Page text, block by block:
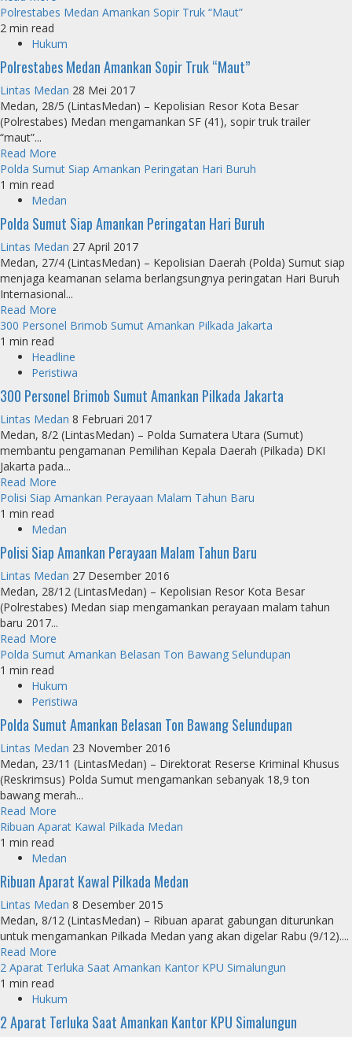
Polrestabes Medan Amankan Sopir Truk “Maut”
2 min read
Hukum
Polrestabes Medan Amankan Sopir Truk “Maut”
Lintas Medan 28 Mei 2017
Medan, 28/5 (LintasMedan) – Kepolisian Resor Kota Besar
(Polrestabes) Medan mengamankan SF (41), sopir truk trailer
“maut”...
Read More
Polda Sumut Siap Amankan Peringatan Hari Buruh
1 min read
Medan
Polda Sumut Siap Amankan Peringatan Hari Buruh
Lintas Medan 27 April 2017
Medan, 27/4 (LintasMedan) – Kepolisian Daerah (Polda) Sumut siap
menjaga keamanan selama berlangsungnya peringatan Hari Buruh
Internasional...
Read More
300 Personel Brimob Sumut Amankan Pilkada Jakarta
1 min read
Headline
Peristiwa
300 Personel Brimob Sumut Amankan Pilkada Jakarta
Lintas Medan 8 Februari 2017
Medan, 8/2 (LintasMedan) – Polda Sumatera Utara (Sumut)
membantu pengamanan Pemilihan Kepala Daerah (Pilkada) DKI
Jakarta pada...
Read More
Polisi Siap Amankan Perayaan Malam Tahun Baru
1 min read
Medan
Polisi Siap Amankan Perayaan Malam Tahun Baru
Lintas Medan 27 Desember 2016
Medan, 28/12 (LintasMedan) – Kepolisian Resor Kota Besar
(Polrestabes) Medan siap mengamankan perayaan malam tahun
baru 2017...
Read More
Polda Sumut Amankan Belasan Ton Bawang Selundupan
1 min read
Hukum
Peristiwa
Polda Sumut Amankan Belasan Ton Bawang Selundupan
Lintas Medan 23 November 2016
Medan, 23/11 (LintasMedan) – Direktorat Reserse Kriminal Khusus
(Reskrimsus) Polda Sumut mengamankan sebanyak 18,9 ton
bawang merah...
Read More
Ribuan Aparat Kawal Pilkada Medan
1 min read
Medan
Ribuan Aparat Kawal Pilkada Medan
Lintas Medan 8 Desember 2015
Medan, 8/12 (LintasMedan) – Ribuan aparat gabungan diturunkan
untuk mengamankan Pilkada Medan yang akan digelar Rabu (9/12)....
Read More
2 Aparat Terluka Saat Amankan Kantor KPU Simalungun
1 min read
Hukum
2 Aparat Terluka Saat Amankan Kantor KPU Simalungun